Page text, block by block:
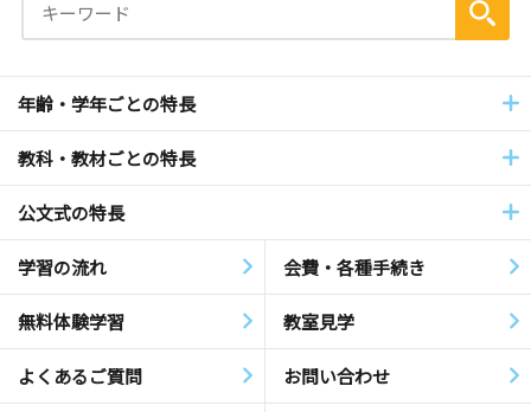
年齢・学年ごとの特長
教科・教材ごとの特長
公文式の特長
学習の流れ 会費・各種手続き
無料体験学習 教室見学
よくあるご質問 お問い合わせ